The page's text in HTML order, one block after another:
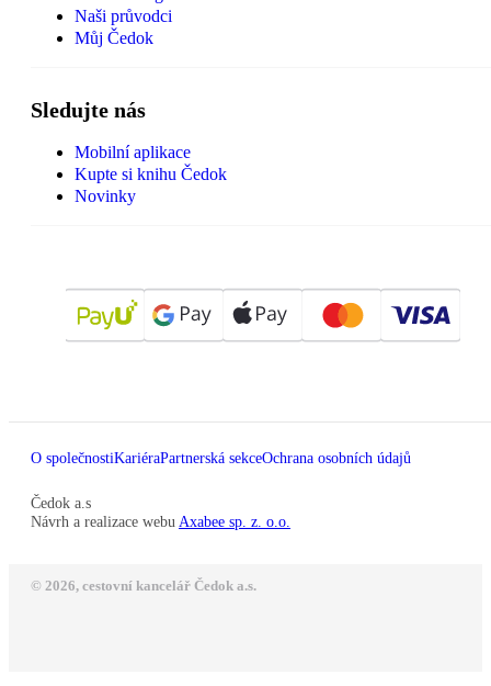
Naši průvodci
Můj Čedok
Sledujte nás
Mobilní aplikace
Kupte si knihu Čedok
Novinky
O společnostiKariéraPartnerská sekceOchrana osobních údajů
Čedok a.s
Návrh a realizace webu Axabee sp. z. o.o.
© 2026, cestovní kancelář Čedok a.s.